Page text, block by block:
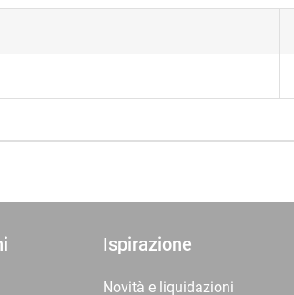
Ispirazione
Novità e liquidazioni